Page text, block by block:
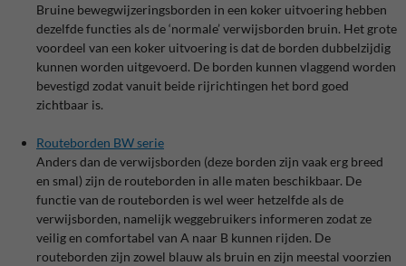
Bruine bewegwijzeringsborden in een koker uitvoering hebben
dezelfde functies als de ‘normale’ verwijsborden bruin. Het grote
voordeel van een koker uitvoering is dat de borden dubbelzijdig
kunnen worden uitgevoerd. De borden kunnen vlaggend worden
bevestigd zodat vanuit beide rijrichtingen het bord goed
zichtbaar is.
Routeborden BW serie
Anders dan de verwijsborden (deze borden zijn vaak erg breed
en smal) zijn de routeborden in alle maten beschikbaar. De
functie van de routeborden is wel weer hetzelfde als de
verwijsborden, namelijk weggebruikers informeren zodat ze
veilig en comfortabel van A naar B kunnen rijden. De
routeborden zijn zowel blauw als bruin en zijn meestal voorzien